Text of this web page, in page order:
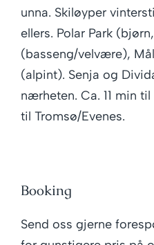
unna. Skiløyper
ellers. Polar Park
(basseng/velvære),
(alpint). Senja og
nærheten. Ca. 11 min
til Tromsø/Evenes.
Booking
Send oss gjerne